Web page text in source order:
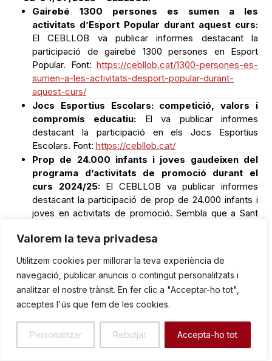
Valorem la teva privadesa
Utilitzem cookies per millorar la teva experiència de
navegació, publicar anuncis o contingut personalitzats i
analitzar el nostre trànsit. En fer clic a "Acceptar-ho tot",
acceptes l'ús que fem de les cookies.
Personalitzar Rebutjar Accepta-ho tot
Gairebé 1300 persones es sumen a les
activitats d’Esport Popular durant aquest curs:
El CEBLLOB va publicar informes destacant la
participació de gairebé 1300 persones en Esport
Popular. Font: https://cebllob.cat/1300-persones-es-
sumen-a-les-activitats-desport-popular-durant-
aquest-curs/
Jocs Esportius Escolars: competició, valors i
compromís educatiu: El va publicar informes
destacant la participació en els Jocs Esportius
Escolars. Font: https://cebllob.cat/
Prop de 24.000 infants i joves gaudeixen del
programa d’activitats de promoció durant el
curs 2024/25:El CEBLLOB va publicar informes
destacant la participació de prop de 24.000 infants i
joves en activitats de promoció. Sembla que a Sant
https://cebllob.cat/jocs-esportius-escolars-
El CEBLLOB, present a La Vanguardia dins la
campanya “Estiu al Baix 2025”:Notícia de premsa.
Font:https://cebllob.cat/
Memòria d’activitats curs 24-25 CEBLLOB:
Informe d’activitat anual. Font:https://cebllob.cat/
El Consell Esportiu, escola formativa:Notícia
sobre formació. Font:https://cebllob.cat/